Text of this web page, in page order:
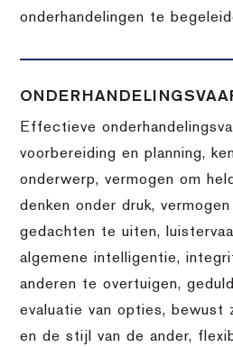
onderhandelingen te
Effectieve
voorbereiding en planning,
onderwerp, vermogen om
denken onder druk, vermogen
gedachten te uiten,
algemene intelligentie,
anderen te overtuigen,
evaluatie van opties, bewust
en de stijl van de ander,